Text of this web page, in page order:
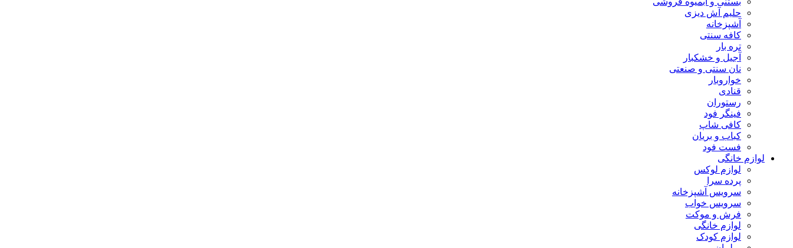
حلیم آش دیزی
آشپزخانه
کافه سنتی
تره بار
آجیل و خشکبار
نان سنتی و صنعتی
خواروبار
قنادی
رستوران
فینگر فود
کافی شاپ
کباب و بریان
فست فود
لوازم خانگی
لوازم لوکس
پرده سرا
سرویس آشپزخانه
سرویس خواب
فرش و موکت
لوازم خانگی
لوازم کودک